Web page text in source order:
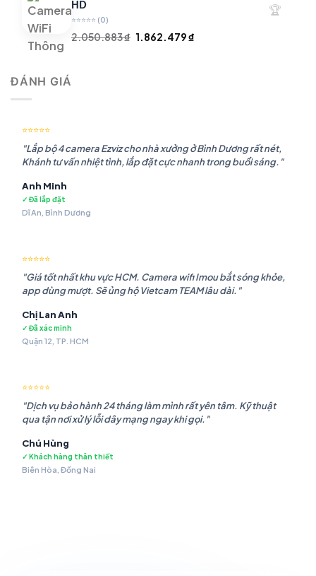
HD
⭐⭐⭐⭐⭐ (0)
2.050.883₫ Giá
1.862.479₫
🏆
ĐÁNH GIÁ
⭐⭐⭐⭐⭐
"Lắp bộ 4 camera Ezviz cho nhà xưởng ở Bình Dương rất nét,
Khánh tư vấn nhiệt tình, lắp đặt cực nhanh trong buổi sáng."
Anh Minh
✓ Đã lắp đặt
Dĩ An, Bình Dương
⭐⭐⭐⭐⭐
"Giá tốt nhất khu vực HCM. Camera wifi Imou bắt sóng khỏe,
app dùng mượt. Sẽ ủng hộ Vietcam TEAM lâu dài."
Chị Lan Anh
✓ Đã xác minh
Quận 12, TP. HCM
⭐⭐⭐⭐⭐
"Dịch vụ bảo hành 24 tháng làm mình rất yên tâm. Kỹ thuật
qua tận nơi xử lý lỗi dây mạng ngay khi gọi."
Chú Hùng
✓ Khách hàng thân thiết
Biên Hòa, Đồng Nai